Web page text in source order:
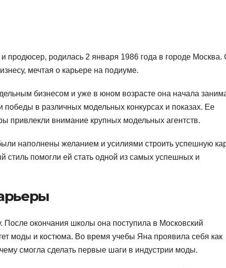
продюсер, родилась 2 января 1986 года в городе Москва.
мечтая о карьере на подиуме.
бизнесом и уже в юном возрасте она начала
в различных модельных конкурсах и показах. Ее
привлекли внимание крупных модельных агентств.
наполнены желанием и усилиями строить успешную
стиль помогли ей стать одной из самых успешных и
После окончания школы она поступила в Московский
моды и костюма. Во время учебы Яна проявила себя как
смогла сделать первые шаги в индустрии моды.